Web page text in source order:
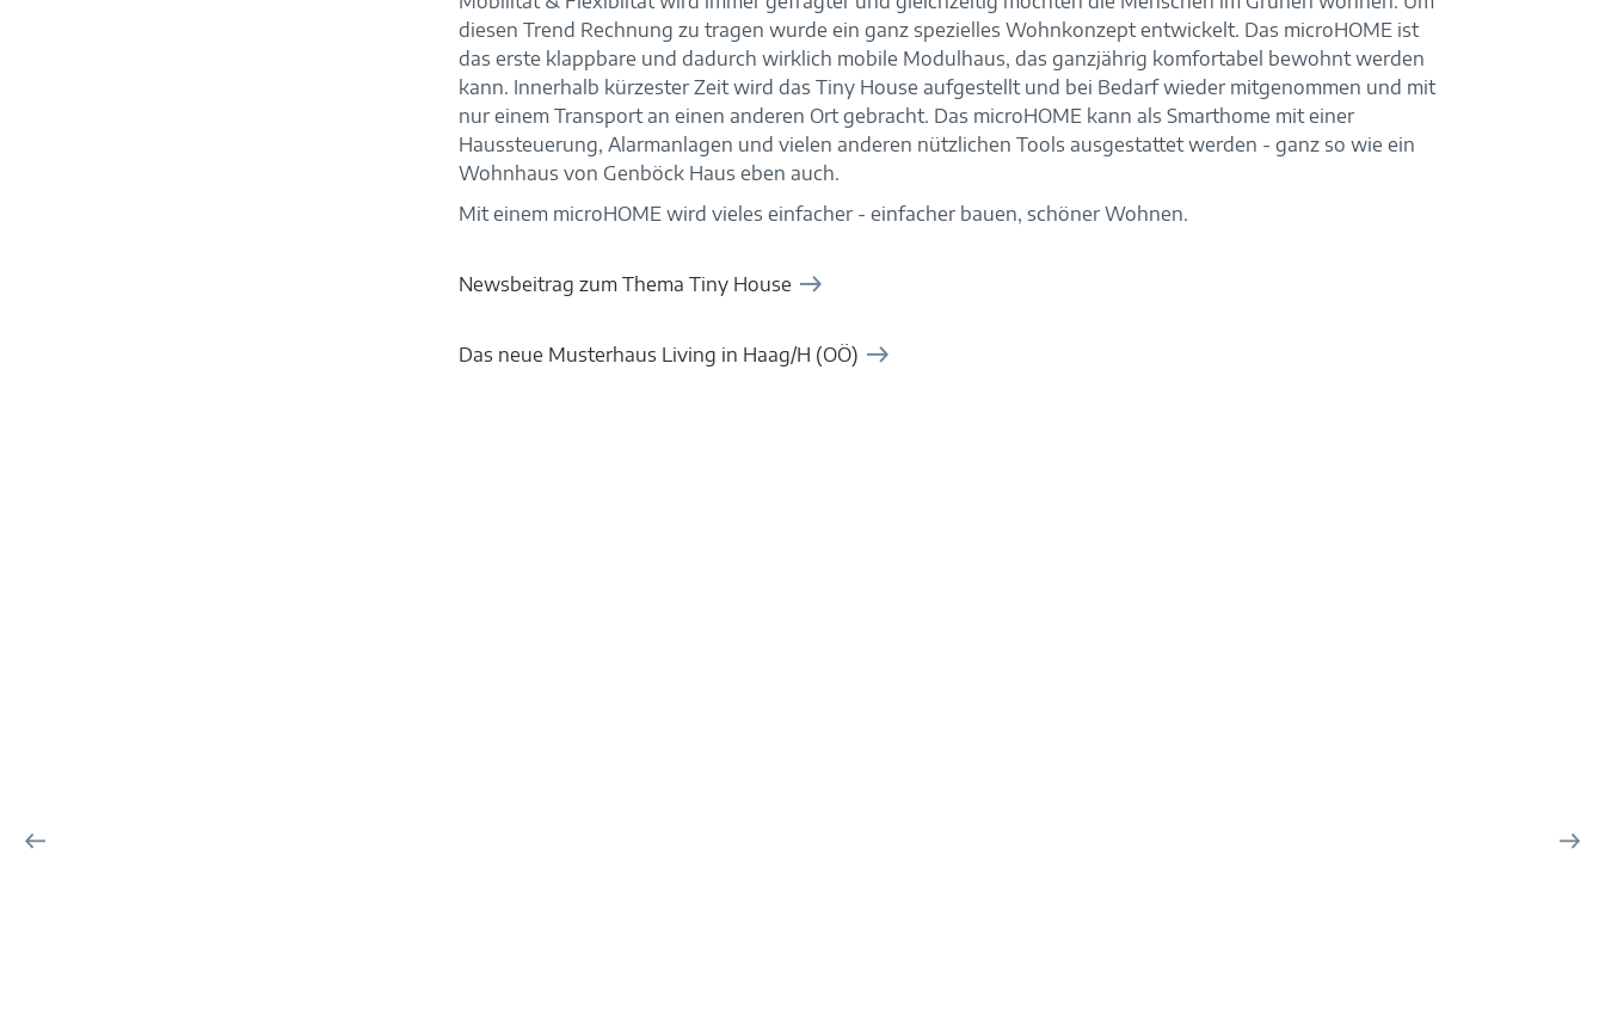
diesen Trend Rechnung zu tragen wurde ein ganz spezielles Wohnkonzept entwickelt. Das microHOME ist
das erste klappbare und dadurch wirklich mobile Modulhaus, das ganzjährig komfortabel bewohnt werden
kann. Innerhalb kürzester Zeit wird das Tiny House aufgestellt und bei Bedarf wieder mitgenommen und mit
nur einem Transport an einen anderen Ort gebracht. Das microHOME kann als Smarthome mit einer
Haussteuerung, Alarmanlagen und vielen anderen nützlichen Tools ausgestattet werden - ganz so wie ein
Wohnhaus von Genböck Haus eben auch.
Mit einem microHOME wird vieles einfacher - einfacher bauen, schöner Wohnen.
Newsbeitrag zum Thema Tiny House
Das neue Musterhaus Living in Haag/H (OÖ)